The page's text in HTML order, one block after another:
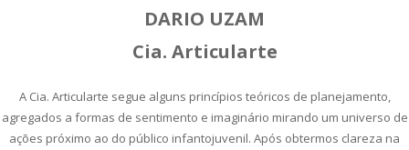
DARIO UZAM
Cia. Articularte
A Cia. Articularte segue alguns princípios teóricos de planejamento,
agregados a formas de sentimento e imaginário mirando um universo de
ações próximo ao do público infantojuvenil. Após obtermos clareza na